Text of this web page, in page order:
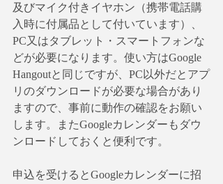
及びマイク付きイヤホン（携帯電話購
入時に付属品として付いています）、
PC又はタブレット・スマートフォンな
どが必要になります。使い方はGoogle
Hangoutと同じですが、PC以外だとアプ
リのダウンロードが必要な場合があり
ますので、事前に動作の確認をお願い
します。またGoogleカレンダーもダウ
ンロードしておくと便利です。
申込を受けるとGoogleカレンダーに招